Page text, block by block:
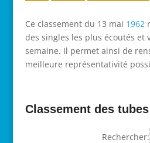
Ce classement du 13 mai 1962
des singles les plus écoutés et
semaine. Il permet ainsi de
meilleure représentativité
Classement des
Rechercher: